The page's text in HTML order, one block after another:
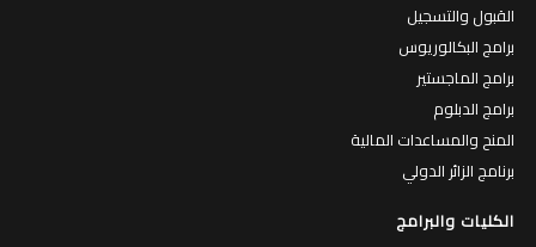
القبول والتسجيل
برامج البكالوريوس
برامج الماجستير
برامج الدبلوم
المنح والمساعدات المالية
برنامج الزائر الدولي
الكليات والبرامج